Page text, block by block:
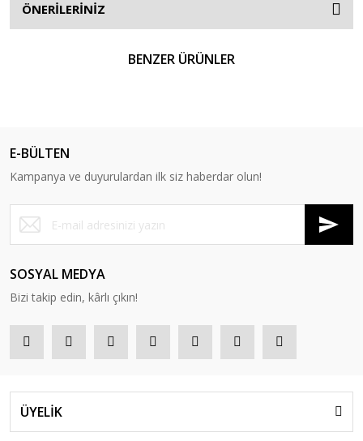
ÖNERİLERİNİZ
BENZER ÜRÜNLER
E-BÜLTEN
Kampanya ve duyurulardan ilk siz haberdar olun!
SOSYAL MEDYA
Bizi takip edin, kârlı çıkın!
ÜYELİK